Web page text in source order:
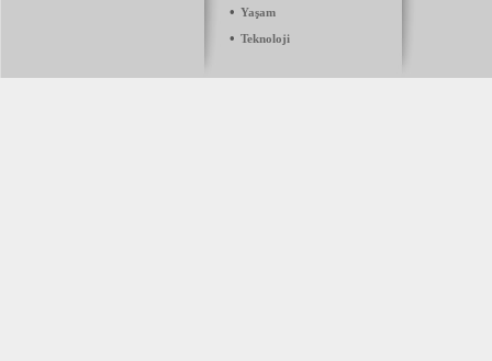
• Yaşam
• Teknoloji